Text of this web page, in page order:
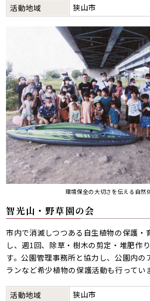
活動地域 狭山市
環境保全の大切さを伝える自然
智光山・野草園の会
市内で消滅しつつある自生植物の保護・
し、週1回、除草・樹木の剪定・堆肥作
す。公園管理事務所と協力し、公園内の
ランなど希少植物の保護活動も行ってい
活動地域 狭山市